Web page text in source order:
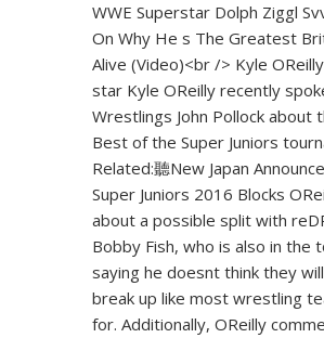
WWE Superstar Dolph Ziggl
On Why He s The Greatest
Alive (Video)<br /> Kyle
star Kyle OReilly recently
Wrestlings John Pollock about
Best of the Super Juniors
Related:聽New Japan
Super Juniors 2016 Blocks
about a possible split with
Bobby Fish, who is also in the
saying he doesnt think they
break up like most wrestling
for. Additionally, OReilly